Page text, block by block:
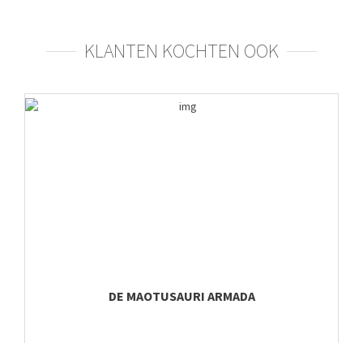
KLANTEN KOCHTEN OOK
DE MAOTUSAURI ARMADA